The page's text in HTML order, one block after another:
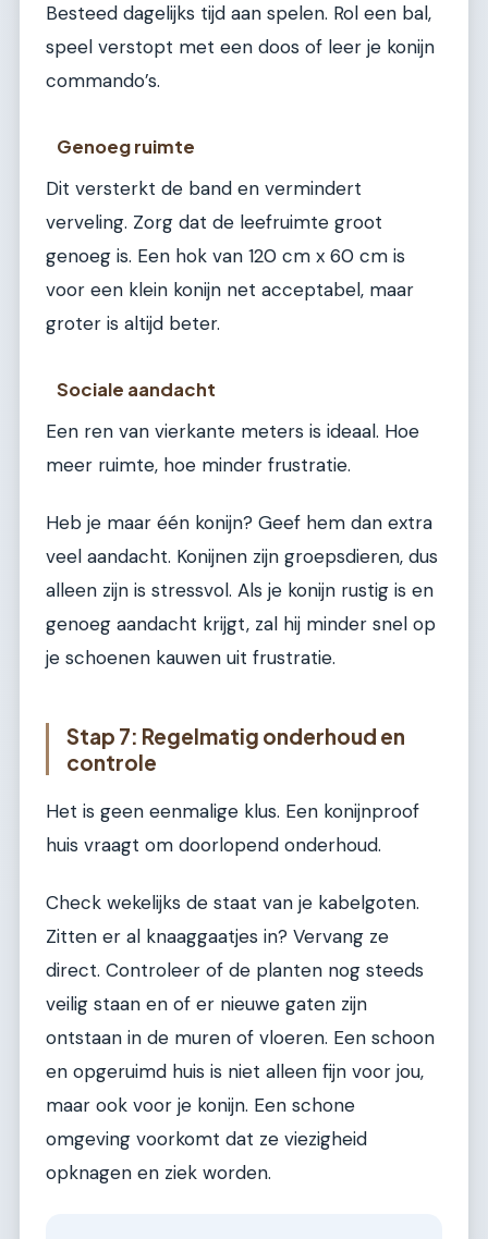
Besteed dagelijks tijd aan spelen. Rol een bal,
speel verstopt met een doos of leer je konijn
commando’s.
Genoeg ruimte
Dit versterkt de band en vermindert
verveling. Zorg dat de leefruimte groot
genoeg is. Een hok van 120 cm x 60 cm is
voor een klein konijn net acceptabel, maar
groter is altijd beter.
Sociale aandacht
Een ren van vierkante meters is ideaal. Hoe
meer ruimte, hoe minder frustratie.
Heb je maar één konijn? Geef hem dan extra
veel aandacht. Konijnen zijn groepsdieren, dus
alleen zijn is stressvol. Als je konijn rustig is en
genoeg aandacht krijgt, zal hij minder snel op
je schoenen kauwen uit frustratie.
Stap 7: Regelmatig onderhoud en
controle
Het is geen eenmalige klus. Een konijnproof
huis vraagt om doorlopend onderhoud.
Check wekelijks de staat van je kabelgoten.
Zitten er al knaaggaatjes in? Vervang ze
direct. Controleer of de planten nog steeds
veilig staan en of er nieuwe gaten zijn
ontstaan in de muren of vloeren. Een schoon
en opgeruimd huis is niet alleen fijn voor jou,
maar ook voor je konijn. Een schone
omgeving voorkomt dat ze viezigheid
opknagen en ziek worden.